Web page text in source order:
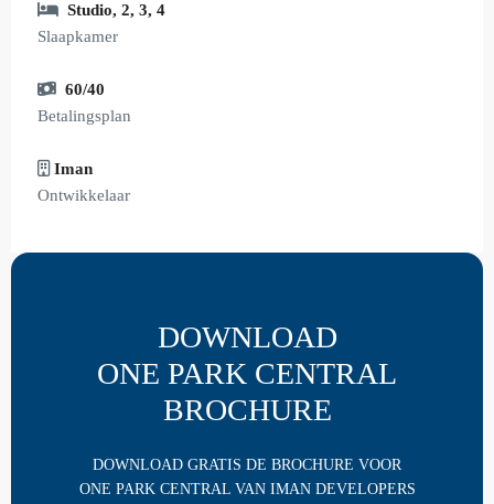
Studio, 2, 3, 4
Slaapkamer
60/40
Betalingsplan
Iman
Ontwikkelaar
DOWNLOAD
ONE PARK CENTRAL
BROCHURE
DOWNLOAD GRATIS DE BROCHURE VOOR
ONE PARK CENTRAL VAN IMAN DEVELOPERS